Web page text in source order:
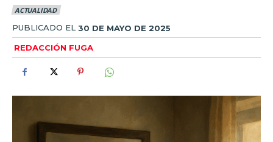
ACTUALIDAD
PUBLICADO EL 30 DE MAYO DE 2025
REDACCIÓN FUGA